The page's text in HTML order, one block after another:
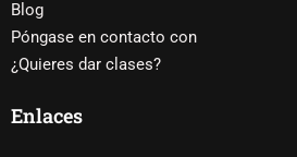
Blog
Póngase en contacto con
¿Quieres dar clases?
Enlaces